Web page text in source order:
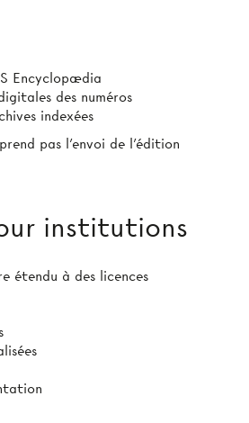
Encyclopædia
des numéros
indexées
pas l’envoi de l'édition
institutions
étendu à des licences